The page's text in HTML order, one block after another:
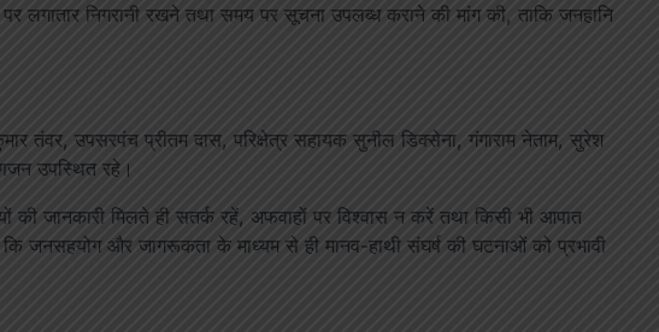
पर लगातार निगरानी रखने तथा समय पर सूचना उपलब्ध कराने की मांग की, ताकि जनहानि
तंवर, उपसरपंच प्रीतम दास, परिक्षेत्र सहायक सुनील डिक्सेना, गंगाराम नेताम, सुरेश
उपस्थित रहे।
की जानकारी मिलते ही सतर्क रहें, अफवाहों पर विश्वास न करें तथा किसी भी आपात
जनसहयोग और जागरूकता के माध्यम से ही मानव-हाथी संघर्ष की घटनाओं को प्रभावी